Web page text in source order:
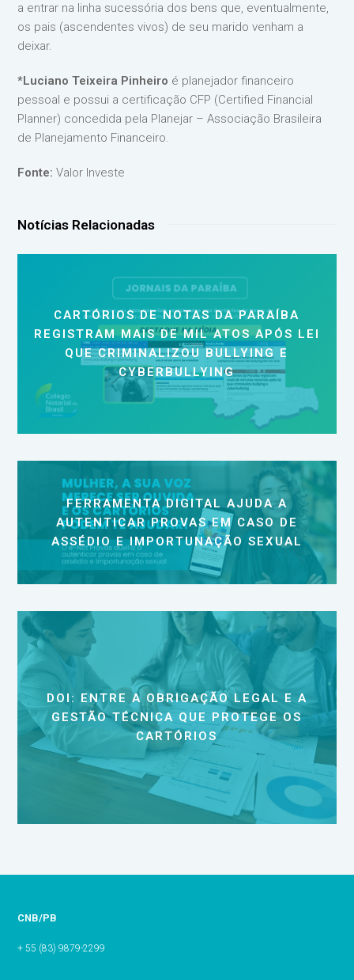
a entrar na linha sucessória dos bens que, eventualmente,
os pais (ascendentes vivos) de seu marido venham a
deixar.
*Luciano Teixeira Pinheiro é planejador financeiro
pessoal e possui a certificação CFP (Certified Financial
Planner) concedida pela Planejar – Associação Brasileira
de Planejamento Financeiro.
Fonte:Valor Investe
Notícias Relacionadas
CARTÓRIOS DE NOTAS DA PARAÍBA
REGISTRAM MAIS DE MIL ATOS APÓS LEI
QUE CRIMINALIZOU BULLYING E
CYBERBULLYING
FERRAMENTA DIGITAL AJUDA A
AUTENTICAR PROVAS EM CASO DE
ASSÉDIO E IMPORTUNAÇÃO SEXUAL
DOI: ENTRE A OBRIGAÇÃO LEGAL E A
GESTÃO TÉCNICA QUE PROTEGE OS
CARTÓRIOS
CNB/PB
+ 55 (83) 9879-2299